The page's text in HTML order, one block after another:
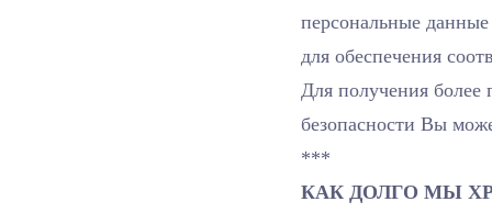
персональные
для обеспечения
Для получения
безопасности Вы
***
КАК ДОЛГО МЫ